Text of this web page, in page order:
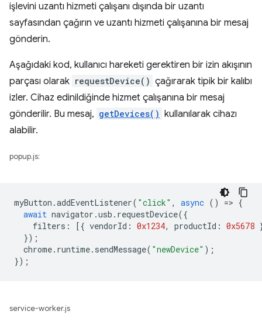
işlevini uzantı hizmeti çalışanı dışında bir uzantı
sayfasından çağırın ve uzantı hizmeti çalışanına bir mesaj
gönderin.
Aşağıdaki kod, kullanıcı hareketi gerektiren bir izin akışının
parçası olarak requestDevice() çağırarak tipik bir kalıbı
izler. Cihaz edinildiğinde hizmet çalışanına bir mesaj
gönderilir. Bu mesaj, getDevices() kullanılarak cihazı
alabilir.
popup.js:
myButton .addEventListener( "click" , async () => {
await navigator .usb . requestDevice({
filters : [{ vendorId : 0x1234, productId : 0x5678
});
chrome. runtime. sendMessage( "newDevice" );
});
service-worker.js